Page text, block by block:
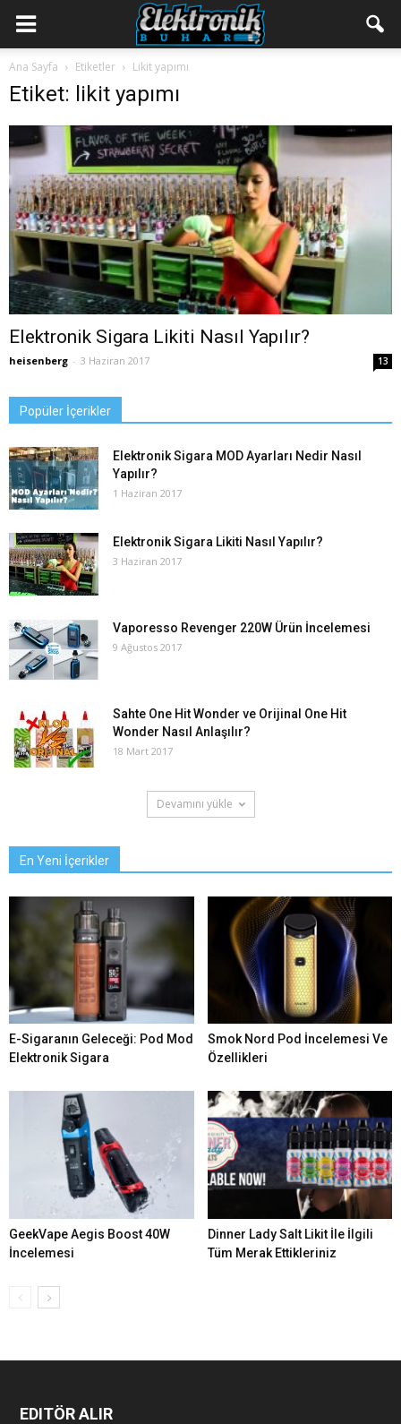
Ana Sayfa Etiketler Likit yapımı
Etiket: likit yapımı
Elektronik Sigara Likiti Nasıl Yapılır?
heisenberg - 3 Haziran 2017 13
Popüler İçerikler
Elektronik Sigara MOD Ayarları Nedir Nasıl
Yapılır?
1 Haziran 2017
Elektronik Sigara Likiti Nasıl Yapılır?
3 Haziran 2017
Vaporesso Revenger 220W Ürün İncelemesi
9 Ağustos 2017
Sahte One Hit Wonder ve Orijinal One Hit
Wonder Nasıl Anlaşılır?
18 Mart 2017
Devamını yükle
En Yeni İçerikler
E-Sigaranın Geleceği: Pod Mod
Elektronik Sigara
Smok Nord Pod İncelemesi Ve
Özellikleri
GeekVape Aegis Boost 40W
İncelemesi
Dinner Lady Salt Likit İle İlgili
Tüm Merak Ettikleriniz
EDITÖR ALIR